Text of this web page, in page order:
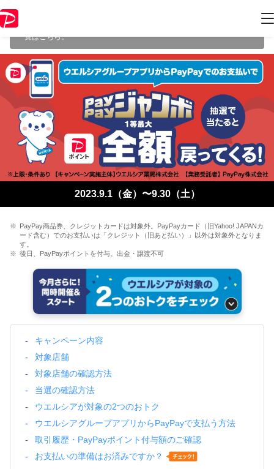
情報はキャンペーン終了時点のものになります。
一覧はこちら。
2023.9.1（金）〜9.30（土）
PayPay商品券、クレジットカードは対象外。PayPayカード（旧Yahoo! JAPANカ
ード含む）でのお支払いは「クレジット（旧あと払い）」以外は対象外となりま
す。
後日、PayPayポイントを付与。出金・譲渡不可
キャンペーン内容
対象店舗
対象店舗の確認方法
当選の確認方法
ウエルシアが対象の2つのおトク
ウエルシアグループアプリからPayPayで支払う方法
取引履歴・PayPayポイント付与額のご確認
お支払いの準備はお済みですか？